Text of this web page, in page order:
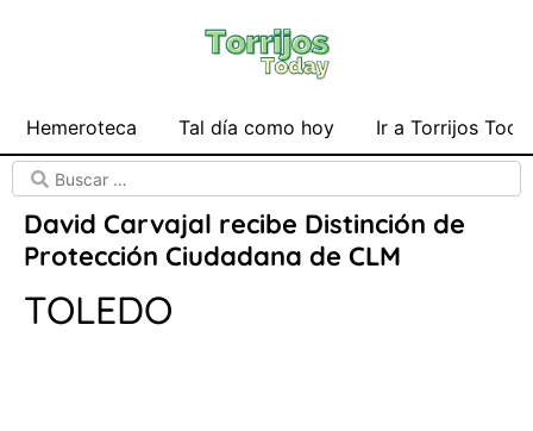
Hemeroteca Tal día como hoy Ir a Torrijos
David Carvajal recibe Distinción de
Protección Ciudadana de CLM
TOLEDO